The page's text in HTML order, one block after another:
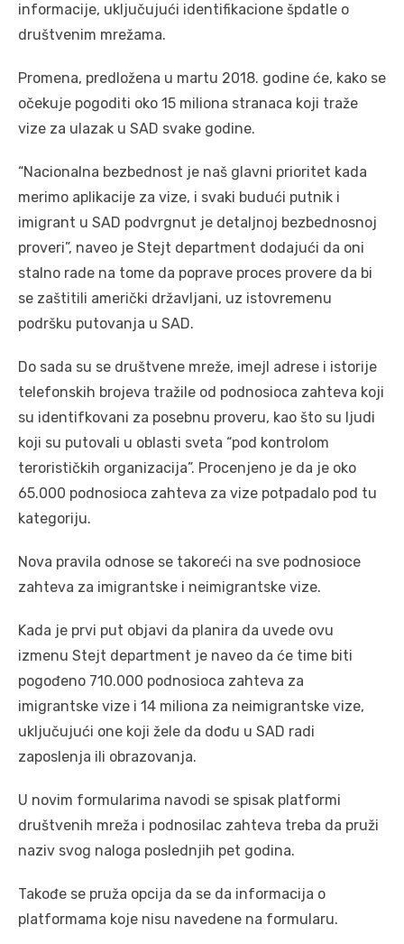
informacije, uključujući identifikacione špdatle o
društvenim mrežama.
Promena, predložena u martu 2018. godine će, kako se
očekuje pogoditi oko 15 miliona stranaca koji traže
vize za ulazak u SAD svake godine.
“Nacionalna bezbednost je naš glavni prioritet kada
merimo aplikacije za vize, i svaki budući putnik i
imigrant u SAD podvrgnut je detaljnoj bezbednosnoj
proveri”, naveo je Stejt department dodajući da oni
stalno rade na tome da poprave proces provere da bi
se zaštitili američki državljani, uz istovremenu
podršku putovanja u SAD.
Do sada su se društvene mreže, imejl adrese i istorije
telefonskih brojeva tražile od podnosioca zahteva koji
su identifkovani za posebnu proveru, kao što su ljudi
koji su putovali u oblasti sveta “pod kontrolom
terorističkih organizacija”. Procenjeno je da je oko
65.000 podnosioca zahteva za vize potpadalo pod tu
kategoriju.
Nova pravila odnose se takoreći na sve podnosioce
zahteva za imigrantske i neimigrantske vize.
Kada je prvi put objavi da planira da uvede ovu
izmenu Stejt department je naveo da će time biti
pogođeno 710.000 podnosioca zahteva za
imigrantske vize i 14 miliona za neimigrantske vize,
uključujući one koji žele da dođu u SAD radi
zaposlenja ili obrazovanja.
U novim formularima navodi se spisak platformi
društvenih mreža i podnosilac zahteva treba da pruži
naziv svog naloga poslednjih pet godina.
Takođe se pruža opcija da se da informacija o
platformama koje nisu navedene na formularu.